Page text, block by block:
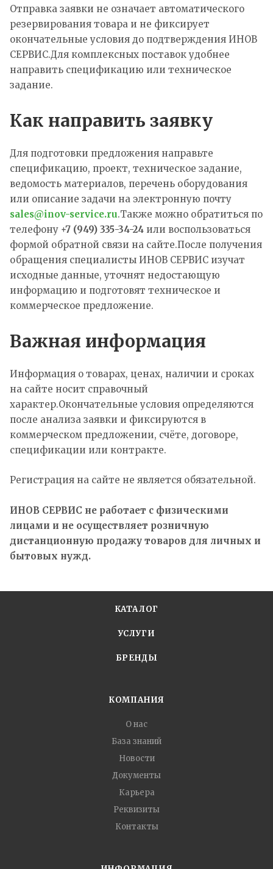
Отправка заявки не означает автоматического
резервирования товара и не фиксирует
окончательные условия до подтверждения ИНОВ
СЕРВИС.Для комплексных поставок удобнее
направить спецификацию или техническое
задание.
Как направить заявку
Для подготовки предложения направьте
спецификацию, проект, техническое задание,
ведомость материалов, перечень оборудования
или описание задачи на электронную почту
sales@inov-service.ru.Также можно обратиться по
телефону +7 (949) 335-34-24 или воспользоваться
формой обратной связи на сайте.После получения
обращения специалисты ИНОВ СЕРВИС изучат
исходные данные, уточнят недостающую
информацию и подготовят техническое и
коммерческое предложение.
Важная информация
Информация о товарах, ценах, наличии и сроках
на сайте носит справочный
характер.Окончательные условия определяются
после анализа заявки и фиксируются в
коммерческом предложении, счёте, договоре,
спецификации или контракте.
Регистрация на сайте не является обязательной.
ИНОВ СЕРВИС не работает с физическими
лицами и не осуществляет розничную
дистанционную продажу товаров для личных и
бытовых нужд.
КАТАЛОГ
УСЛУГИ
БРЕНДЫ
КОМПАНИЯ
О нас
База знаний
Новости
Документы
Карьера
Реквизиты
Контакты